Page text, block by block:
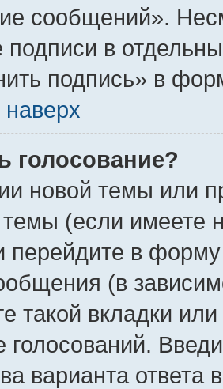
сообщений».
подписи в
подпись» в
наверх
голосование?
новой темы или
(если имеете
перейдите в
(в
такой вкладки
голосований.
варианта ответа